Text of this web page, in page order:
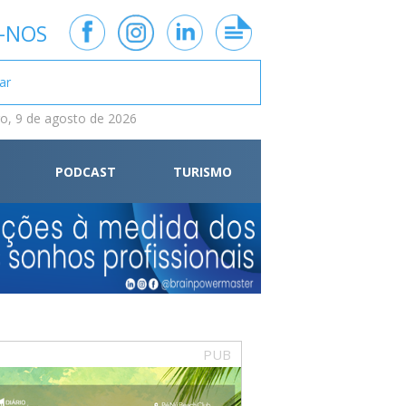
9 de agosto de 2026
PODCAST TURISMO
PUB